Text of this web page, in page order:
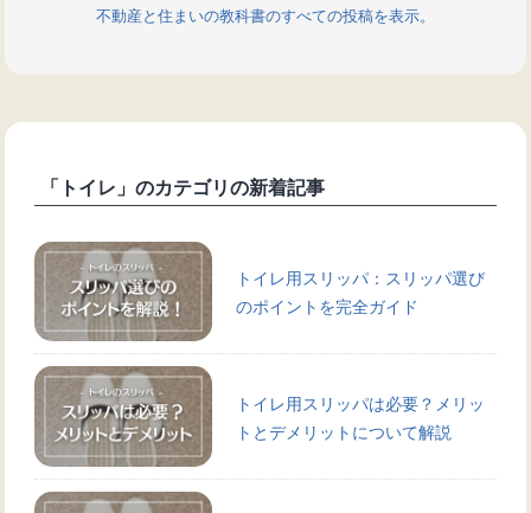
不動産と住まいの教科書のすべての投稿を表示。
「トイレ」のカテゴリの新着記事
トイレ用スリッパ：スリッパ選び
のポイントを完全ガイド
トイレ用スリッパは必要？メリッ
トとデメリットについて解説